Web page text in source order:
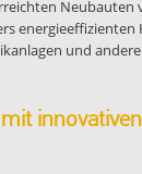
Neubauten
und